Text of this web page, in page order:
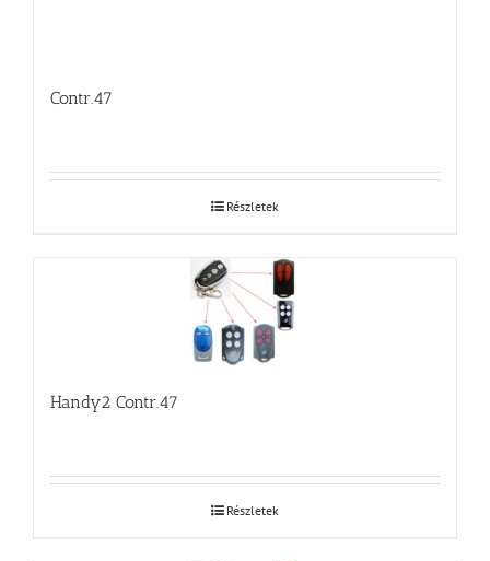
Contr.47
Részletek
Handy2 Contr.47
Részletek